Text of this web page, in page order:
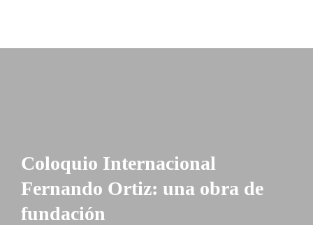
Coloquio Internacional
Fernando Ortiz: una obra de
fundación